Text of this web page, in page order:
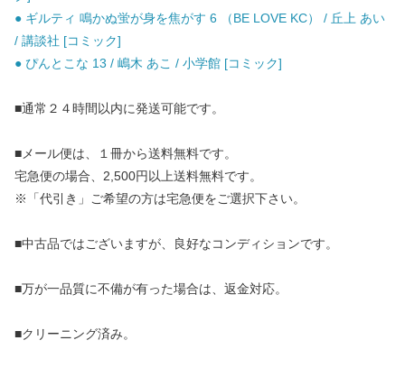
● ギルティ 鳴かぬ蛍が身を焦がす 6 （BE LOVE KC） / 丘上 あい
/ 講談社 [コミック]
● ぴんとこな 13 / 嶋木 あこ / 小学館 [コミック]
■通常２４時間以内に発送可能です。
■メール便は、１冊から送料無料です。
宅急便の場合、2,500円以上送料無料です。
※「代引き」ご希望の方は宅急便をご選択下さい。
■中古品ではございますが、良好なコンディションです。
■万が一品質に不備が有った場合は、返金対応。
■クリーニング済み。